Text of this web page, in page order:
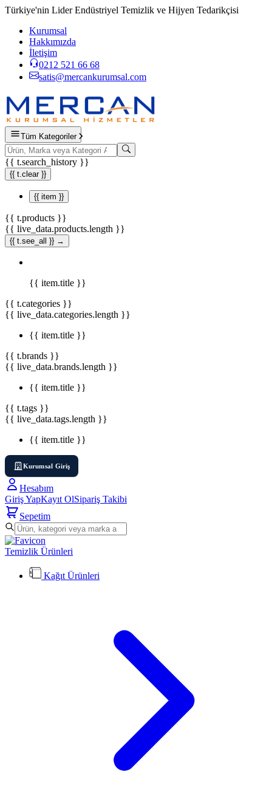
Türkiye'nin Lider Endüstriyel Temizlik ve Hijyen Tedarikçisi
Kurumsal
Hakkımızda
İletişim
0212 521 66 68
satis@mercankurumsal.com
Tüm Kategoriler
{{ t.search_history }}
{{ t.clear }}
{{ item }}
{{ t.products }}
{{ live_data.products.length }}
{{ t.see_all }} →
{{ item.title }}
{{ t.categories }}
{{ live_data.categories.length }}
{{ item.title }}
{{ t.brands }}
{{ live_data.brands.length }}
{{ item.title }}
{{ t.tags }}
{{ live_data.tags.length }}
{{ item.title }}
Kurumsal Giriş
Hesabım
Giriş YapKayıt OlSipariş Takibi
Sepetim
Temizlik Ürünleri
Kağıt Ürünleri